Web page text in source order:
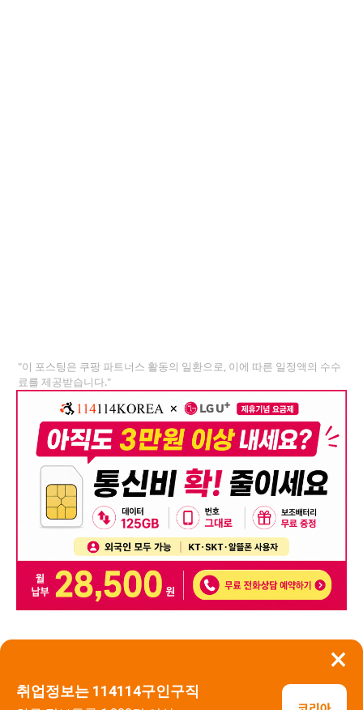
×
취업정보는 114114구인구직
"이 포스팅은 쿠팡 파트너스 활동의 일환으로, 이에 따른 일정액의 수수
료를 제공받습니다."